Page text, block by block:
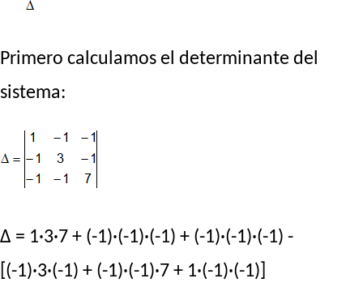
Primero calculamos el determinante del
sistema:
Δ = 1·3·7 + (-1)·(-1)·(-1) + (-1)·(-1)·(-1) -
[(-1)·3·(-1) + (-1)·(-1)·7 + 1·(-1)·(-1)]